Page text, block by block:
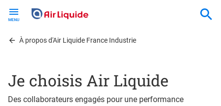
contentÀ propos d'Air Liquide France Industrie
Je choisis Air Liquide
Des collaborateurs engagés pour une performance